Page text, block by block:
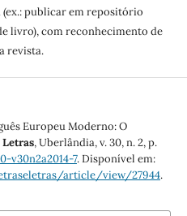
publicar em repositório
livro), com reconhecimento de
revista.
Europeu Moderno: O
Letras, Uberlândia, v. 30, n. 2, p.
v30n2a2014-7. Disponível em:
article/view/27944.